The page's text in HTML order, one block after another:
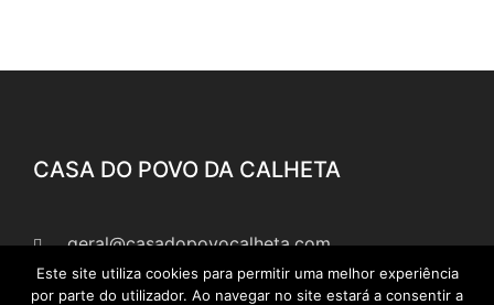
CASA DO POVO DA CALHETA
geral@casadopovocalheta.com
291 822 300
Este site utiliza cookies para permitir uma melhor experiência
por parte do utilizador. Ao navegar no site estará a consentir a